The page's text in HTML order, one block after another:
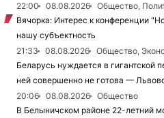
22:00
08.08.2026
Общество,
Вячорка: Интерес к конференции
нашу субъектность
21:33
08.08.2026
Общество,
Беларусь нуждается в гигантской
ней совершенно не готова —
20:06
08.08.2026
Общество
В Белыничском районе 22-летний